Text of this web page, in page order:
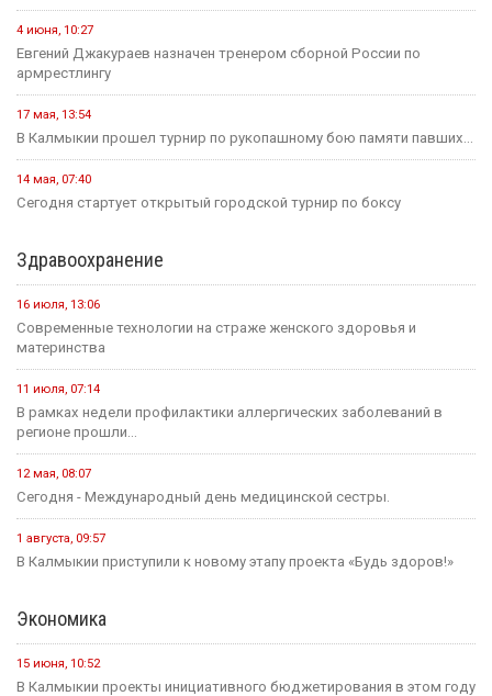
4 июня, 10:27
Евгений Джакураев назначен тренером сборной России по
армрестлингу
17 мая, 13:54
В Калмыкии прошел турнир по рукопашному бою памяти павших...
14 мая, 07:40
Сегодня стартует открытый городской турнир по боксу
Здравоохранение
16 июля, 13:06
Современные технологии на страже женского здоровья и
материнства
11 июля, 07:14
В рамках недели профилактики аллергических заболеваний в
регионе прошли...
12 мая, 08:07
Сегодня - Международный день медицинской сестры.
1 августа, 09:57
В Калмыкии приступили к новому этапу проекта «Будь здоров!»
Экономика
15 июня, 10:52
В Калмыкии проекты инициативного бюджетирования в этом году